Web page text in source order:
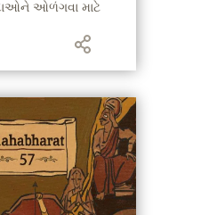
ઓળંગવા માટે